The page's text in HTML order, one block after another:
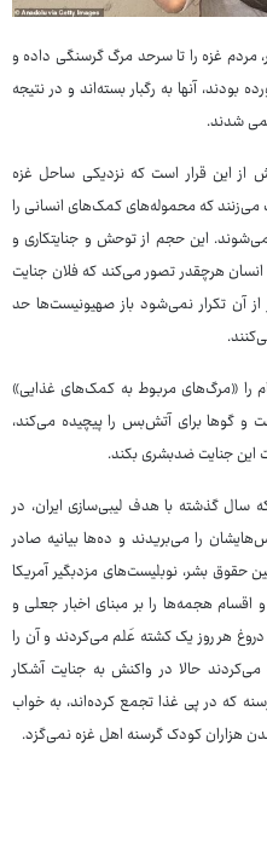
مردم غزه را تا سرحد مرگ گرسنگی داده‌ و
بودند، آنها به رگبار بسته‌اند و در نتیجه
این قرار است که نزدیکی ساحل غزه
می‌زنند که محموله‌های کمک‌های انسانی را
این حجم از توحش و جنایتکاری و
هرچقدر تصور می‌کند که فلان جنایت
از آن تکرار نمی‌شود باز صهیونیست‌ها حد
را «مرگ‌های مربوط به کمک‌های غذایی»
و گوها برای آتش‌بس را پیچیده می‌کند،
این جنایت ضدبشری بکند.
سال گذشته با هدف لیبی‌سازی ایران، در
را می‌بریدند و ده‌ها بیانیه صادر
حقوق بشر، نوبلیست‌های مزدبگیر آمریکا
هجمه‌ها را بر مبنای اخبار جعلی و
هر روز یک کشته عَلم می‌کردند و آن را
حالا در واکنش به جنایت آشکار
که در پی غذا تجمع کرده‌اند، به خواب
هزاران کودک گرسنه اهل غزه نمی‌گزد.